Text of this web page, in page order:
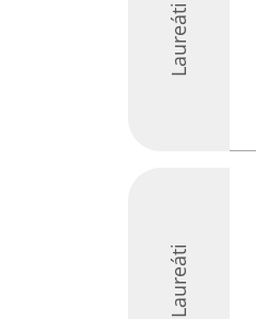
Laureáti
Laureáti